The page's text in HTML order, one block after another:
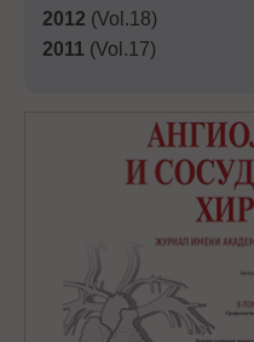
2012 (Vol.18)
2011 (Vol.17)